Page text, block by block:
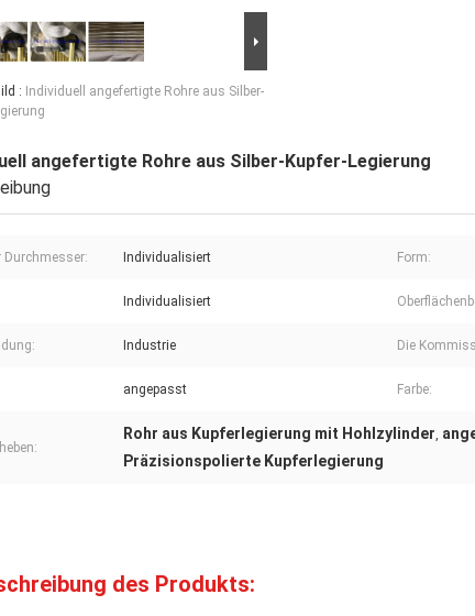
: Individuell angefertigte Rohre aus Silber-
angefertigte Rohre aus Silber-Kupfer-Legierung
Durchmesser: Individualisiert Form:
Individualisiert
Industrie Die
angepasst Farbe:
Rohr aus Kupferlegierung mit Hohlzylinder,
Präzisionspolierte Kupferlegierung
des Produkts: